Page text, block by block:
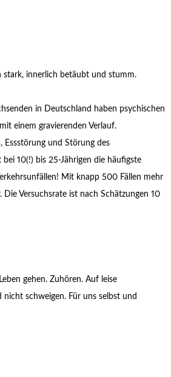
stark, innerlich betäubt und stumm.
in Deutschland haben psychischen
einem gravierenden Verlauf.
Essstörung und Störung des
bei 10(!) bis 25-Jährigen die häufigste
Mit knapp 500 Fällen mehr
Die Versuchsrate ist nach Schätzungen 10
gehen. Zuhören. Auf leise
schweigen. Für uns selbst und